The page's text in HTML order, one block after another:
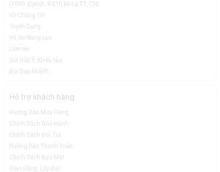
(1000 đ/phút, 8-21h kể cả T7, CN)
Về Chúng Tôi
Tuyển Dụng
Hồ Sơ Năng Lực
Liên Hệ
Gửi Góp Ý, Khiếu Nại
Bùi Duy Khánh
Hỗ trợ khách hàng
Hướng Dẫn Mua Hàng
Chính Sách Bảo Hành
Chính Sách Đổi Trả
Hướng Dẫn Thanh Toán
Chính Sách Bảo Mật
Giao Hàng, Lắp Đặt